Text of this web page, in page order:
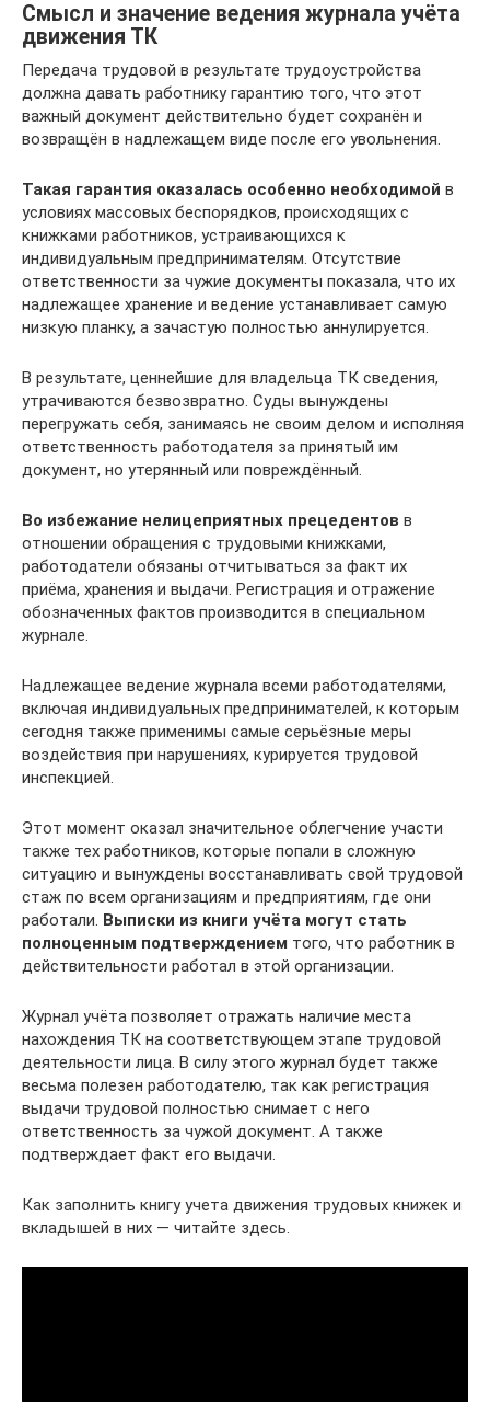
Смысл и значение ведения журнала учёта
движения ТК
Передача трудовой в результате трудоустройства
должна давать работнику гарантию того, что этот
важный документ действительно будет сохранён и
возвращён в надлежащем виде после его увольнения.
Такая гарантия оказалась особенно необходимой в
условиях массовых беспорядков, происходящих с
книжками работников, устраивающихся к
индивидуальным предпринимателям. Отсутствие
ответственности за чужие документы показала, что их
надлежащее хранение и ведение устанавливает самую
низкую планку, а зачастую полностью аннулируется.
В результате, ценнейшие для владельца ТК сведения,
утрачиваются безвозвратно. Суды вынуждены
перегружать себя, занимаясь не своим делом и исполняя
ответственность работодателя за принятый им
документ, но утерянный или повреждённый.
Во избежание нелицеприятных прецедентов в
отношении обращения с трудовыми книжками,
работодатели обязаны отчитываться за факт их
приёма, хранения и выдачи. Регистрация и отражение
обозначенных фактов производится в специальном
журнале.
Надлежащее ведение журнала всеми работодателями,
включая индивидуальных предпринимателей, к которым
сегодня также применимы самые серьёзные меры
воздействия при нарушениях, курируется трудовой
инспекцией.
Этот момент оказал значительное облегчение участи
также тех работников, которые попали в сложную
ситуацию и вынуждены восстанавливать свой трудовой
стаж по всем организациям и предприятиям, где они
работали. Выписки из книги учёта могут стать
полноценным подтверждением того, что работник в
действительности работал в этой организации.
Журнал учёта позволяет отражать наличие места
нахождения ТК на соответствующем этапе трудовой
деятельности лица. В силу этого журнал будет также
весьма полезен работодателю, так как регистрация
выдачи трудовой полностью снимает с него
ответственность за чужой документ. А также
подтверждает факт его выдачи.
Как заполнить книгу учета движения трудовых книжек и
вкладышей в них — читайте здесь.